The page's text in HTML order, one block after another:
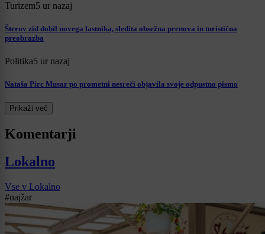
Turizem5 ur nazaj
Šterov zid dobil novega lastnika, sledita obsežna prenova in turistična
preobrazba
Politika5 ur nazaj
Nataša Pirc Musar po prometni nesreči objavila svoje odpustno pismo
Prikaži več
Komentarji
Lokalno
Vse v Lokalno
#najžar